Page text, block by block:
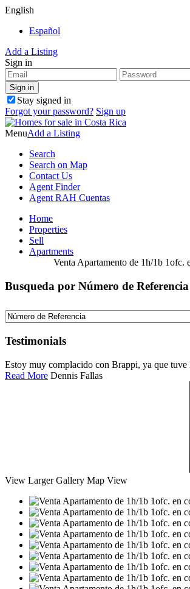
English
Español
Add a Listing
Sign in
Stay signed in
Forgot your password? Sign up
MenuAdd a Listing
Search
Search on Map
Contact Us
Agent Finder
Agent RAH Cuentas
Home
Properties
Sell
Apartments
Venta Apartamento de 1h/1b
Busqueda por Número de Referencia
Testimonials
Estoy muy complacido con Brappi, ya que tuve
Read More Dennis Fallas
View Larger Gallery Map View